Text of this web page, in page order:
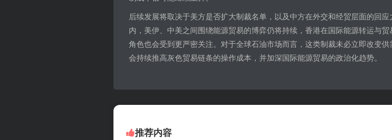
后续发展将取决于美方是否扩大制裁名单，以及中方在外交和经贸层面的回应
内，美伊、中美之间围绕能源贸易的博弈仍将持续，香港在国际能源转运与贸
角色也会受到更严密关注。对于全球石油市场而言，这类制裁未必立即改变供
会持续推高灰色贸易链条的操作成本，并加深国际能源贸易的政治化趋势。
推荐内容